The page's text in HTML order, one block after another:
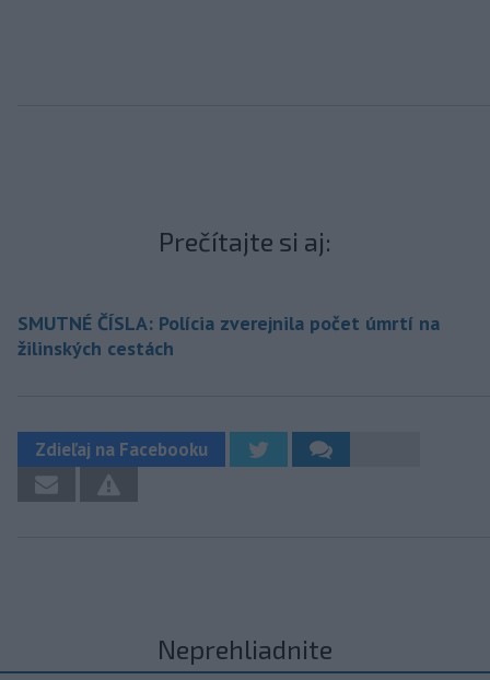
Prečítajte si aj:
SMUTNÉ ČÍSLA: Polícia zverejnila počet úmrtí na
žilinských cestách
Zdieľaj na Facebooku
Neprehliadnite